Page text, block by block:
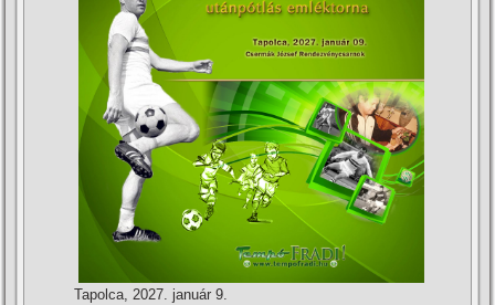
Tapolca, 2027. január 9.